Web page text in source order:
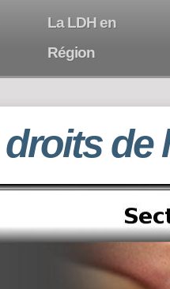
La LDH en
Région
de